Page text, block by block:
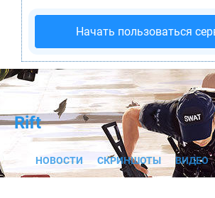
Начать пользоваться
Rift
НОВОСТИ СКРИНШОТЫ ВИДЕО